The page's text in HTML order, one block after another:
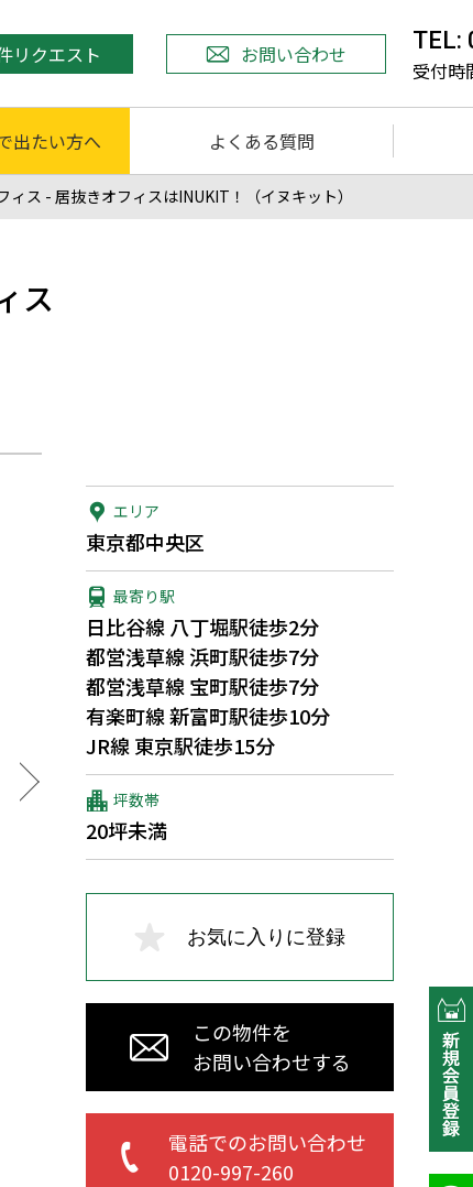
リクエスト お問い合わせ TEL:
受付時
出たい方へ よくある質問
ス - 居抜きオフィスはINUKIT！（イヌキット）
ス
エリア
東京都中央区
最寄り駅
日比谷線 八丁堀駅徒歩2分
都営浅草線 浜町駅徒歩7分
都営浅草線 宝町駅徒歩7分
有楽町線 新富町駅徒歩10分
JR線 東京駅徒歩15分
坪数帯
20坪未満
お気に入りに登録
この物件を
お問い合わせする
電話でのお問い合わせ
0120-997-260